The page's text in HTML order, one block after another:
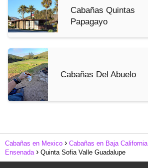
Cabañas Quintas
Papagayo
Cabañas Del Abuelo
Cabañas en Mexico Cabañas en Baja California
Ensenada
Quinta Sofia Valle Guadalupe